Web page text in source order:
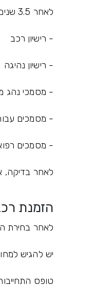
לאחר 3.5 שנים מגישים בקשה להחלפת רכב + המסמכים:
- רישיון רכב
- רישיון נהיגה
- מסמכי נהג
- מסמכים
- מסמכים
לאחר בדיקה,
הזמנת
לאחר בחירת
יש להגיש
טופס